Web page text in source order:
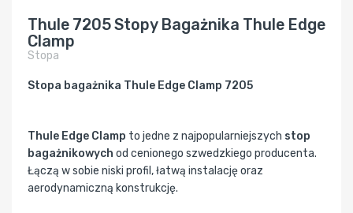
Thule 7205 Stopy Bagażnika Thule Edge
Clamp
Stopa
Stopa bagażnika Thule Edge Clamp 7205
Thule Edge Clamp to jedne z najpopularniejszych stop
bagażnikowych od cenionego szwedzkiego producenta.
Łączą w sobie niski profil, łatwą instalację oraz
aerodynamiczną konstrukcję.